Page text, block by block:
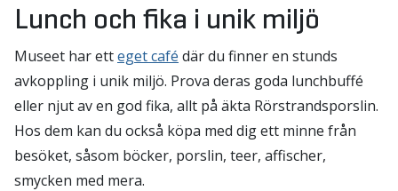
Lunch och fika i unik miljö
Museet har etteget café där du finner en stunds
avkoppling i unik miljö. Prova deras goda lunchbuffé
eller njut av en god fika, allt på äkta Rörstrandsporslin.
Hos dem kan du också köpa med dig ett minne från
besöket, såsom böcker, porslin, teer, affischer,
smycken med mera.